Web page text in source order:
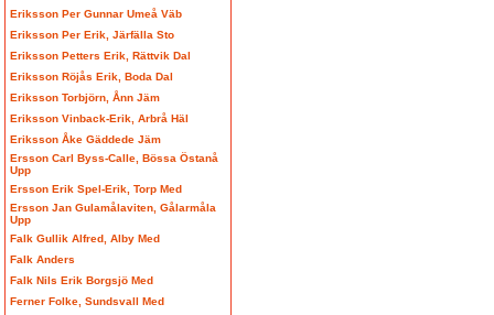
Eriksson Per Gunnar Umeå Väb
Eriksson Per Erik, Järfälla Sto
Eriksson Petters Erik, Rättvik Dal
Eriksson Röjås Erik, Boda Dal
Eriksson Torbjörn, Ånn Jäm
Eriksson Vinback-Erik, Arbrå Häl
Eriksson Åke Gäddede Jäm
Ersson Carl Byss-Calle, Bössa Östanå
Upp
Ersson Erik Spel-Erik, Torp Med
Ersson Jan Gulamålaviten, Gålarmåla
Upp
Falk Gullik Alfred, Alby Med
Falk Anders
Falk Nils Erik Borgsjö Med
Ferner Folke, Sundsvall Med